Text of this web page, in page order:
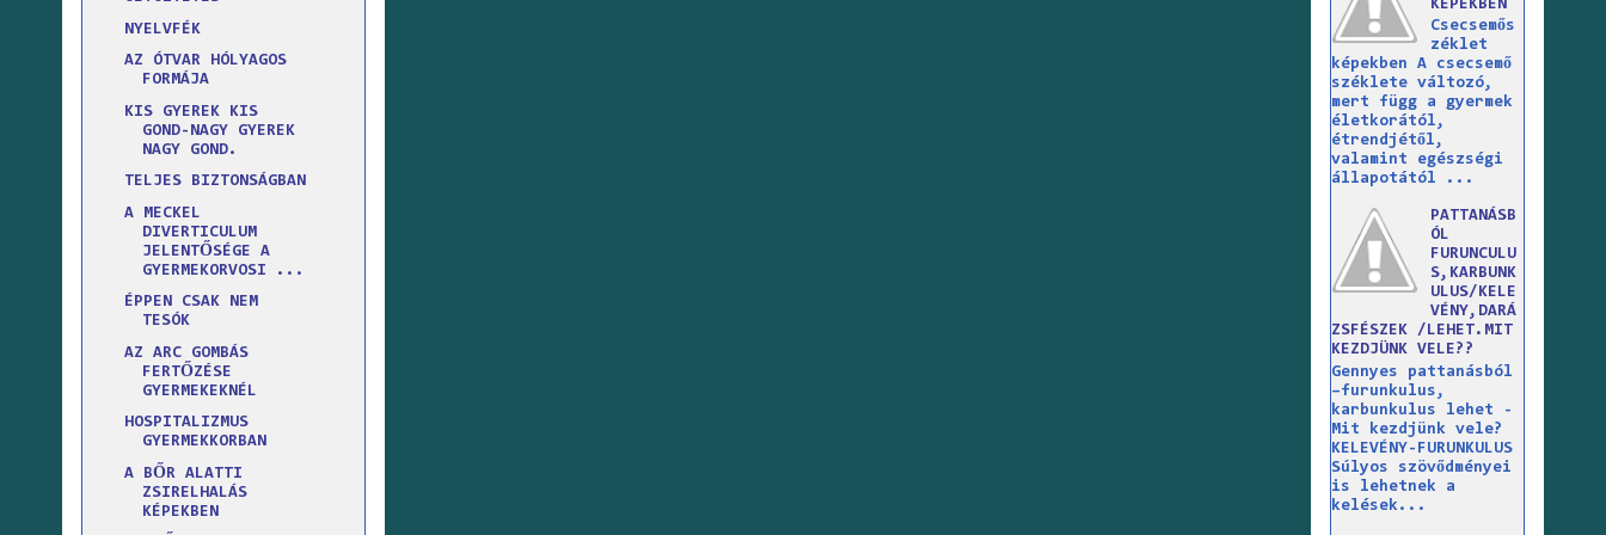
NYELVFÉK
AZ ÓTVAR HÓLYAGOS
FORMÁJA
KIS GYEREK KIS
GOND-NAGY GYEREK
NAGY GOND.
TELJES BIZTONSÁGBAN
A MECKEL
DIVERTICULUM
JELENTŐSÉGE A
GYERMEKORVOSI ...
ÉPPEN CSAK NEM
TESÓK
AZ ARC GOMBÁS
FERTŐZÉSE
GYERMEKEKNÉL
HOSPITALIZMUS
GYERMEKKORBAN
A BŐR ALATTI
ZSIRELHALÁS
KÉPEKBEN
KÉPEKBEN
Csecsemős
zéklet
képekben A csecsemő
széklete változó,
mert függ a gyermek
életkorától,
étrendjétől,
valamint egészségi
állapotától ...
PATTANÁSB
ÓL
FURUNCULU
S,KARBUNK
ULUS/KELE
VÉNY,DARÁ
ZSFÉSZEK /LEHET.MIT
KEZDJÜNK VELE??
Gennyes pattanásból
–furunkulus,
karbunkulus lehet -
Mit kezdjünk vele?
KELEVÉNY-FURUNKULUS
Súlyos szövődményei
is lehetnek a
kelések...